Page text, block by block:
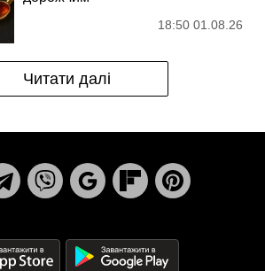
18:50 01.08.26
Читати далі